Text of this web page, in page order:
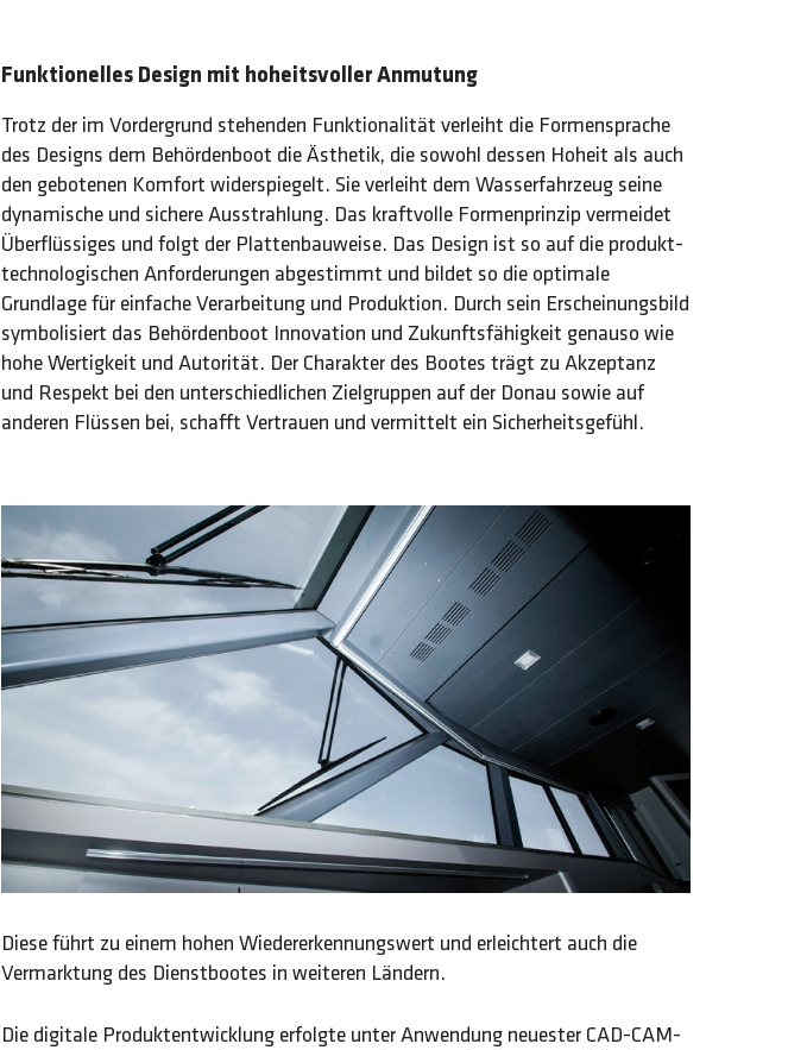
Funktionelles Design mit hoheitsvoller Anmutung
Trotz der im Vordergrund stehenden Funktionalität verleiht die Formensprache
des Designs dem Behördenboot die Ästhetik, die sowohl dessen Hoheit als auch
den gebotenen Komfort widerspiegelt. Sie verleiht dem Wasserfahrzeug seine
dynamische und sichere Ausstrahlung. Das kraftvolle Formenprinzip vermeidet
Überflüssiges und folgt der Plattenbauweise. Das Design ist so auf die produkt-
technologischen Anforderungen abgestimmt und bildet so die optimale
Grundlage für einfache Verarbeitung und Produktion. Durch sein Erscheinungsbild
symbolisiert das Behördenboot Innovation und Zukunftsfähigkeit genauso wie
hohe Wertigkeit und Autorität. Der Charakter des Bootes trägt zu Akzeptanz
und Respekt bei den unterschiedlichen Zielgruppen auf der Donau sowie auf
anderen Flüssen bei, schafft Vertrauen und vermittelt ein Sicherheitsgefühl.
Diese führt zu einem hohen Wiedererkennungswert und erleichtert auch die
Vermarktung des Dienstbootes in weiteren Ländern.
Die digitale Produktentwicklung erfolgte unter Anwendung neuester CAD-CAM-